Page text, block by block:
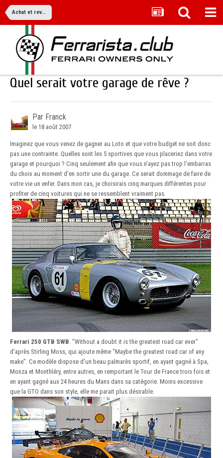
Achat et revente
Quel serait votre garage de rêve ?
Par Franck
le 18 août 2007
Imaginez que vous venez de gagner au Loto et que votre budget ne soit donc
pas une contrainte. Quelles sont les 5 sportives que vous placeriez dans votre
garage et pourquoi ? Cinq seulement afin que vous n'ayez pas trop l'embarras
du choix au moment d'en sortir une du garage. Ce serait dommage de faire de
votre vie un enfer. Dans mon cas, je choisirais cinq marques différentes pour
profiter de cinq voitures qui ne se ressemblent vraiment pas.
Ferrari 250 GTB SWB . "Without a doubt it is the greatest road car ever"
d'après Stirling Moss, qui ajoute même "Maybe the greatest road car of any
make". Ce modèle dispose d'un beau palmarès sportif, en ayant gagné à Spa,
Monza et Monthléry, entre autres, en remportant le Tour de France trois fois et
en ayant gagné aux 24 heures du Mans dans sa catégorie. Moins excessive
que la GTO dans son style, elle me parait plus désirable.